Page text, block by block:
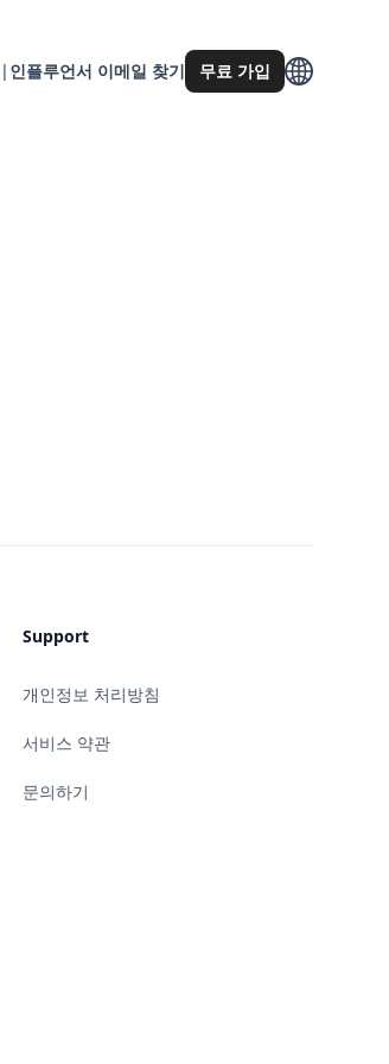
| 인플루언서 이메일 찾기 무료 가입
Support
개인정보 처리방침
서비스 약관
문의하기